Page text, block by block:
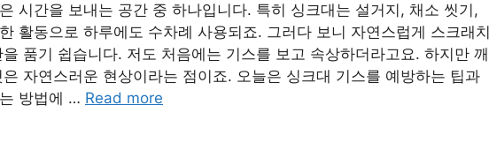
시간을 보내는 공간 중 하나입니다. 특히 싱크대는 설거지, 채소 씻기,
활동으로 하루에도 수차례 사용되죠. 그러다 보니 자연스럽게 스크래치
품기 쉽습니다. 저도 처음에는 기스를 보고 속상하더라고요. 하지만 깨
자연스러운 현상이라는 점이죠. 오늘은 싱크대 기스를 예방하는 팁과
방법에 … Read more